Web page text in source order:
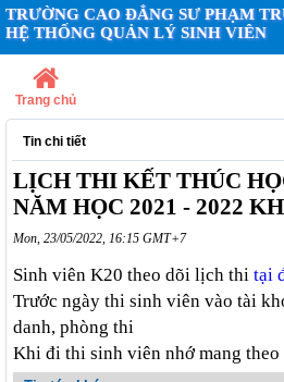
TRƯỜNG CAO ĐẲNG SƯ PHẠM
HỆ THỐNG QUẢN LÝ SINH VIÊN
Trang chủ
Tin chi tiết
LỊCH THI KẾT THÚC
NĂM HỌC 2021 - 2022
Mon, 23/05/2022, 16:15 GMT+7
Sinh viên K20 theo dõi lịch thi tại
Trước ngày thi sinh viên vào tài
danh, phòng thi
Khi đi thi sinh viên nhớ mang